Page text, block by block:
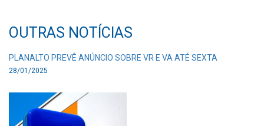
OUTRAS NOTÍCIAS
PLANALTO PREVÊ ANÚNCIO SOBRE VR E VA ATÉ SEXTA
28/01/2025